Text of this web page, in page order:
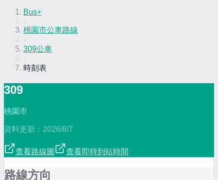
Bus+
桃園市公車路線
309公車
時刻表
309
桃園市
資料更新： 2026/8/7
查看路線圖 查看即時到站時間
路線方向